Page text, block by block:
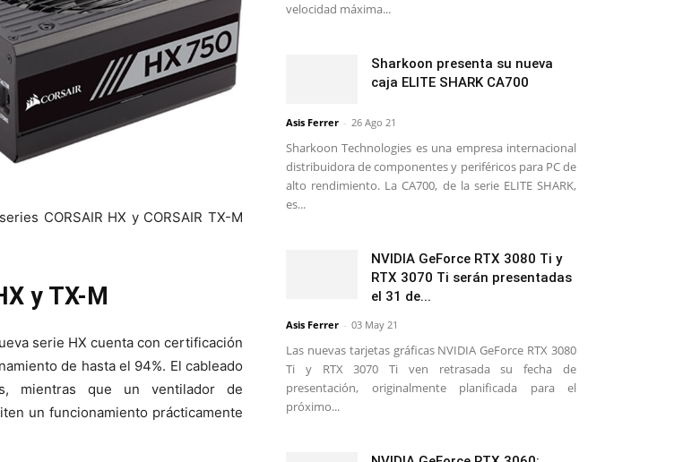
CORSAIR HX y CORSAIR TX-M
y TX-M
serie HX cuenta con certificación
de hasta el 94%. El cableado
mientras que un ventilador de
un funcionamiento prácticamente
velocidad máxima...
Sharkoon presenta su nueva
caja ELITE SHARK CA700
Asis Ferrer - 26 Ago 21
Sharkoon Technologies es una empresa internacional
distribuidora de componentes y periféricos para PC de
alto rendimiento. La CA700, de la serie ELITE SHARK,
es...
NVIDIA GeForce RTX 3080 Ti y
RTX 3070 Ti serán presentadas
el 31 de...
Asis Ferrer - 03 May 21
Las nuevas tarjetas gráficas NVIDIA GeForce RTX 3080
Ti y RTX 3070 Ti ven retrasada su fecha de
presentación, originalmente planificada para el
próximo...